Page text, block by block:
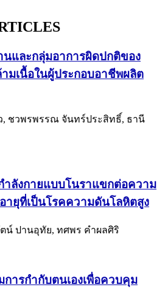
นและกลุ่มอาการผิดปกติของ
ามเนื้อในผู้ประกอบอาชีพผลิต
, ชวพรพรรณ จันทร์ประสิทธิ์, ธานี
ำลังกายแบบโนราแขกต่อความ
ายุที่เป็นโรคความดันโลหิตสูง
น์ ปานอุทัย, ทศพร คำผลศิริ
การกำกับตนเองเพื่อควบคุม